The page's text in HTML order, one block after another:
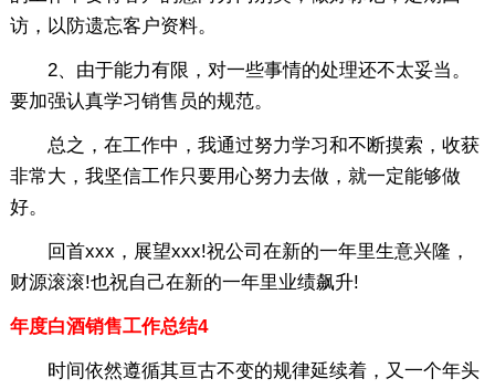
访，以防遗忘客户资料。
2、由于能力有限，对一些事情的处理还不太妥当。
要加强认真学习销售员的规范。
总之，在工作中，我通过努力学习和不断摸索，收获
非常大，我坚信工作只要用心努力去做，就一定能够做
好。
回首xxx，展望xxx!祝公司在新的一年里生意兴隆，
财源滚滚!也祝自己在新的一年里业绩飙升!
年度白酒销售工作总结4
时间依然遵循其亘古不变的规律延续着，又一个年头